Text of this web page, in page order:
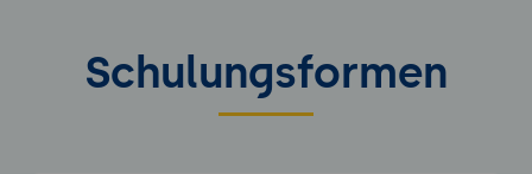
Schulungsformen